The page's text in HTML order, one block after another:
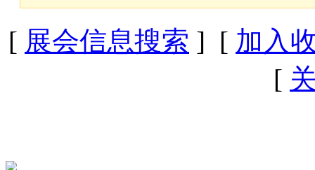
[ 展会信息搜索 ] [ 加入
[